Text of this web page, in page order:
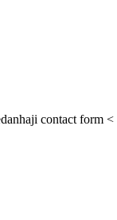
>
contact form